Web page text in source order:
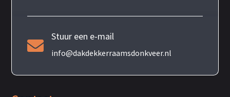

Stuur een e-mail
info@dakdekkerraamsdonkveer.nl